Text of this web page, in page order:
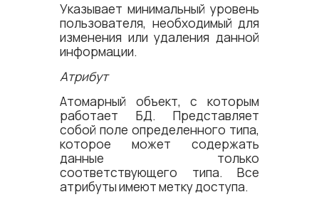
Указывает минимальный уровень
пользователя, необходимый для
изменения или удаления данной
информации.
Атрибут
Атомарный объект, с которым
работает БД. Представляет
собой поле определенного типа,
которое может содержать
данные только
соответствующего типа. Все
атрибуты имеют метку доступа.